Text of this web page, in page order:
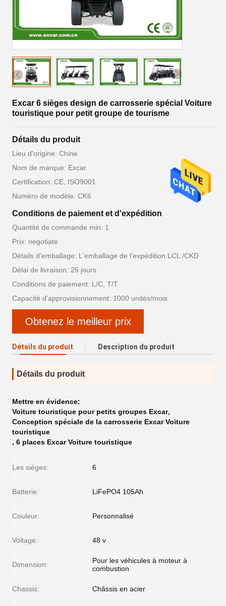
Excar 6 sièges design de carrosserie spécial Voiture
touristique pour petit groupe de tourisme
Détails du produit
Lieu d'origine: Chine
Nom de marque: Excar
Certification: CE, ISO9001
Numéro de modèle: CK6
Conditions de paiement et d'expédition
Quantité de commande min: 1
Prix: negotiate
Détails d'emballage: L'emballage de l'expédition LCL /CKD
Délai de livraison: 25 jours
Conditions de paiement: L/C, T/T
Capacité d'approvisionnement: 1000 unités/mois
Obtenez le meilleur prix
Détails du produit Description du produit
Détails du produit
Mettre en évidence:
Voiture touristique pour petits groupes Excar,
Conception spéciale de la carrosserie Excar Voiture
touristique
, 6 places Excar Voiture touristique
Les sièges: 6
Batterie: LiFePO4 105Ah
Couleur: Personnalisé
Voltage: 48 v
Dimension:
Pour les véhicules à moteur à
combustion
Chassis: Châssis en acier